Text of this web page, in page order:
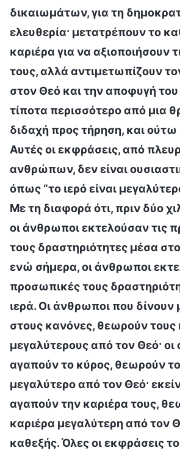
δικαιωμάτων, για τη
ελευθερία· μετατρέπουν το
καριέρα για να αξιοποιήσουν
τους, αλλά αντιμετωπίζουν
στον Θεό και την αποφυγή
τίποτα περισσότερο από μια
διδαχή προς τήρηση, και ούτω
Αυτές οι εκφράσεις, από
ανθρώπων, δεν είναι
όπως “το ιερό είναι
Με τη διαφορά ότι, πριν δύο
οι άνθρωποι εκτελούσαν τις
τους δραστηριότητες μέσα
ενώ σήμερα, οι άνθρωποι
προσωπικές τους
ιερά. Οι άνθρωποι που δίνουν
στους κανόνες, θεωρούν τους
μεγαλύτερους από τον Θεό·
αγαπούν το κύρος, θεωρούν
μεγαλύτερο από τον Θεό·
αγαπούν την καριέρα τους,
καριέρα μεγαλύτερη από τον
καθεξής. Όλες οι εκφράσεις